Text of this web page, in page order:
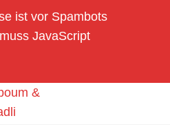
ist vor Spambots
JavaScript